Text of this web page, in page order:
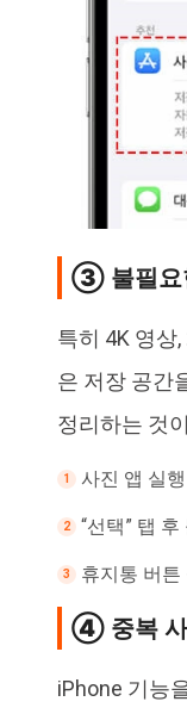
③ 불필요
특히 4K 영상
은 저장 공간
정리하는 것
사진 앱 실행
“선택” 탭
휴지통 버튼
④ 중복 사
iPhone 기능